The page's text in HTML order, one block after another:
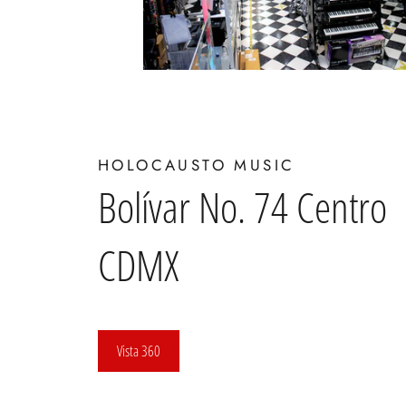
HOLOCAUSTO MUSIC
Bolívar No. 74 Centro
CDMX
Vista 360